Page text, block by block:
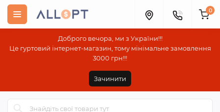
Доброго вечора, ми з України!!!
Це гуртовий інтернет-магазин, тому мінімальне замовлення
3000 грн!!!
Зачинити
0